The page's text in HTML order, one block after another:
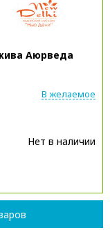
Аюрведа
В желаемое
Нет в наличии